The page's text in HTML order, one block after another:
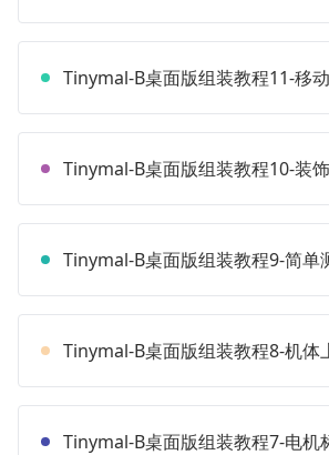
Tinymal-B桌面版组装教程11-移
Tinymal-B桌面版组装教程10-装
Tinymal-B桌面版组装教程9-简单
Tinymal-B桌面版组装教程8-机体
Tinymal-B桌面版组装教程7-电机